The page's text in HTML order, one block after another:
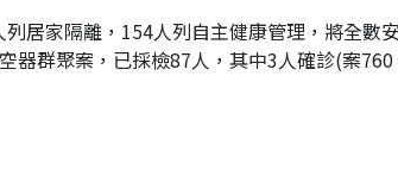
居家隔離，154人列自主健康管理，將全數
群聚案，已採檢87人，其中3人確診(案